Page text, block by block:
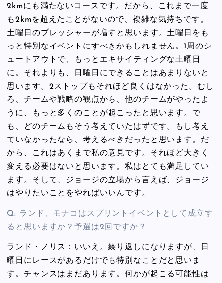
2kmにも満たないコースです。だから、これまで一度
も2kmを超えたことがないので、複雑な気持ちです。
土曜日のプレッシャーが増すと思います。土曜日をも
っと特別なイベントにすべきかもしれません。1周のシ
ュートアウトで、もっとエキサイティングな土曜日
に。それよりも、日曜日にできることはあまりないと
思います。2ストップもそれほど良くはなかった。むし
ろ、チームや戦略の観点から、他のチームがやったよ
うに、もっと多くのことが起こったと思います。で
も、どのチームもそう考えていたはずです。もし考え
ていなかったなら、考えるべきだったと思います。だ
から、これはあくまで私の意見です。それほど大きく
変える必要はないと思います。私はとても満足してい
ます。そして、ジョージの立場から言えば、ジョージ
はやりたいことをやればいいんです。
Q: ランド、モナコはスプリントイベントとして成立す
ると思いますか？予選は2回ですか？
ランド・ノリス：いいえ。繰り返しになりますが、日
曜日にレースがあるだけでも特別なことだと思いま
す。チャンスはまだあります。何かが起こる可能性は